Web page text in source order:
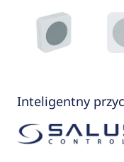
Inteligentny